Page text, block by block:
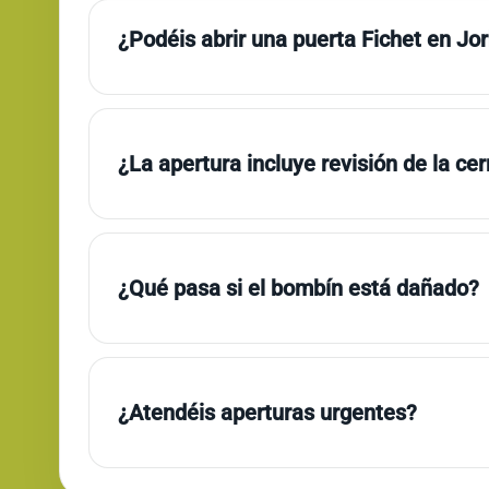
¿Podéis abrir una puerta Fichet en
¿La apertura incluye revisión de la
¿Qué pasa si el bombín está dañado?
¿Atendéis aperturas urgentes?